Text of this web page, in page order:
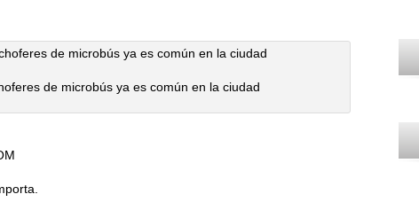
de microbús ya es común en la ciudad